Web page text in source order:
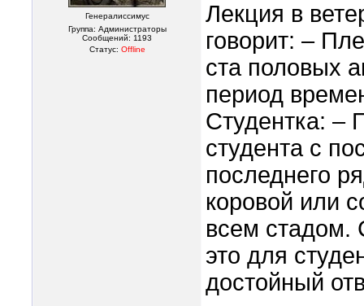
Генералиссимус
Группа: Администраторы
Сообщений: 1193
Статус: Offline
Лекция в
говорит: –
ста половых
период
Студентка: –
студента с
последнего
коровой или
всем стадом.
это для
достойный